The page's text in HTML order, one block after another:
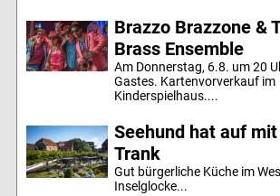
Brazzo Brazzone &
Brass Ensemble
Am Donnerstag, 6.8. um 20
Gastes. Kartenvorverkauf im
Kinderspielhaus....
Seehund hat auf
Trank
Gut bürgerliche Küche im
Inselglocke...